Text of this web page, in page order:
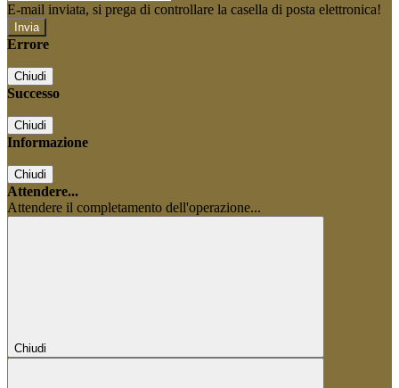
E-mail inviata, si prega di controllare la casella di posta elettronica!
Errore
Chiudi
Successo
Chiudi
Informazione
Chiudi
Attendere...
Attendere il completamento dell'operazione...
Chiudi